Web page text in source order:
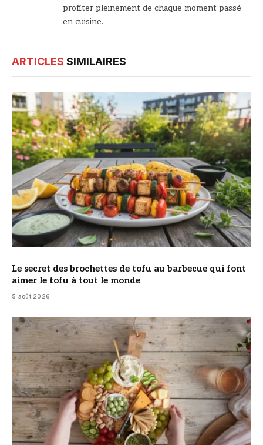
profiter pleinement de chaque moment passé
en cuisine.
ARTICLES SIMILAIRES
© DR
Le secret des brochettes de tofu au barbecue qui font
aimer le tofu à tout le monde
5 août 2026
© DR